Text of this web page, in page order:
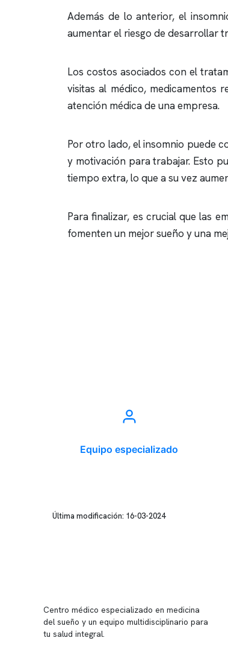
Además de lo anterior, el
aumentar el riesgo de desarrollar
Los costos asociados con el
visitas al médico, medicamentos
atención médica de una empresa.
Por otro lado, elinsomnio puede
y motivación para trabajar. Esto
tiempo extra, lo que a su vez
Para finalizar, es crucial que las
fomenten un mejor sueño y una
Equipo especializado
Última modificación: 16-03-2024
Centro médico especializado en medicina
del sueño y un equipo multidisciplinario para
tu salud integral.